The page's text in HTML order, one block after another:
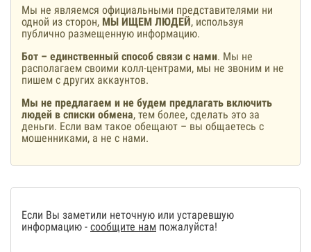
Мы не являемся официальными представителями ни
одной из сторон, МЫ ИЩЕМ ЛЮДЕЙ, используя
публично размещенную информацию.
Бот – единственный способ связи с нами. Мы не
располагаем своими колл-центрами, мы не звоним и не
пишем с других аккаунтов.
Мы не предлагаем и не будем предлагать включить
людей в списки обмена, тем более, сделать это за
деньги. Если вам такое обещают – вы общаетесь с
мошенниками, а не с нами.
Если Вы заметили неточную или устаревшую
информацию - сообщите нам пожалуйста!